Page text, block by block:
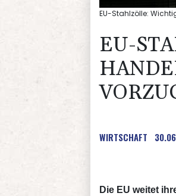
EU-Stahlzölle:
EU-
WIRTSCHAFT
Die EU weitet